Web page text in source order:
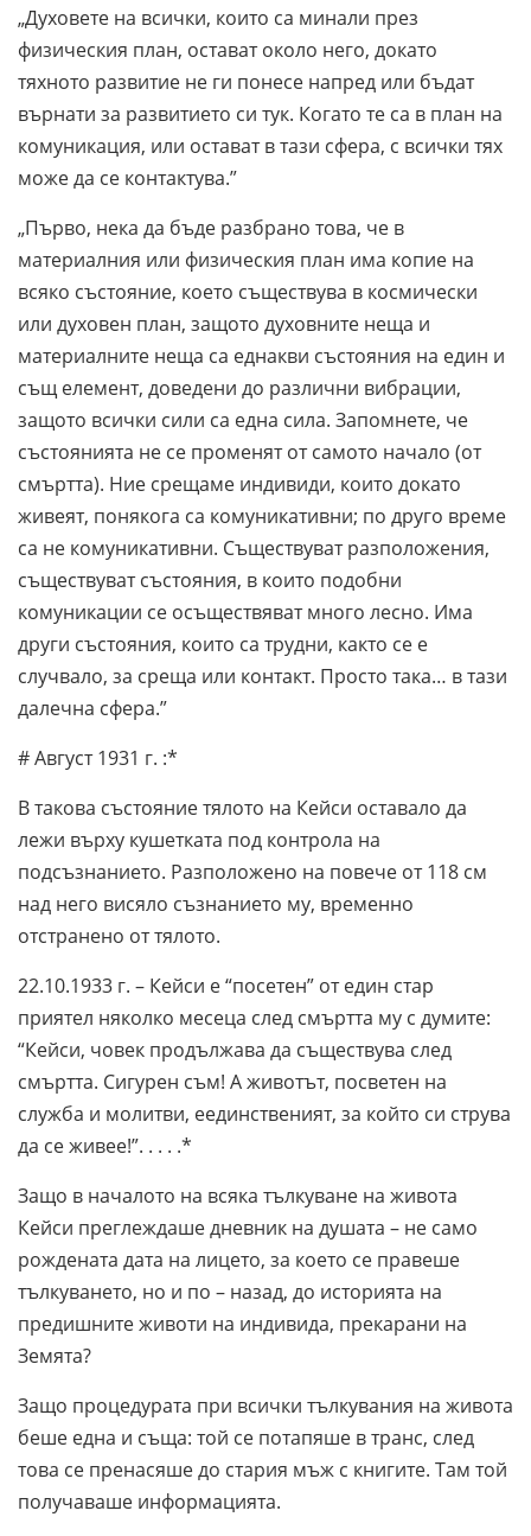
„Духовете на всички, които са минали през
физическия план, остават около него, докато
тяхното развитие не ги понесе напред или бъдат
върнати за развитието си тук. Когато те са в план на
комуникация, или остават в тази сфера, с всички тях
може да се контактува.”
„Първо, нека да бъде разбрано това, че в
материалния или физическия план има копие на
всяко състояние, което съществува в космически
или духовен план, защото духовните неща и
материалните неща са еднакви състояния на един и
същ елемент, доведени до различни вибрации,
защото всички сили са една сила. Запомнете, че
състоянията не се променят от самото начало (от
смъртта). Ние срещаме индивиди, които докато
живеят, понякога са комуникативни; по друго време
са не комуникативни. Съществуват разположения,
съществуват състояния, в които подобни
комуникации се осъществяват много лесно. Има
други състояния, които са трудни, както се е
случвало, за среща или контакт. Просто така… в тази
далечна сфера.”
# Август 1931 г. :*
В такова състояние тялото на Кейси оставало да
лежи върху кушетката под контрола на
подсъзнанието. Разположено на повече от 118 см
над него висяло съзнанието му, временно
отстранено от тялото.
22.10.1933 г. – Кейси е “посетен” от един стар
приятел няколко месеца след смъртта му с думите:
“Кейси, човек продължава да съществува след
смъртта. Сигурен съм! А животът, посветен на
служба и молитви, еединственият, за който си струва
да се живее!”. . . . .*
Защо в началото на всяка тълкуване на живота
Кейси преглеждаше дневник на душата – не само
рождената дата на лицето, за което се правеше
тълкуването, но и по – назад, до историята на
предишните животи на индивида, прекарани на
Земята?
Защо процедурата при всички тълкувания на живота
беше една и съща: той се потапяше в транс, след
това се пренасяше до стария мъж с книгите. Там той
получаваше информацията.